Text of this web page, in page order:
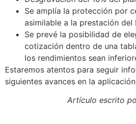
Se amplía la protección por
asimilable a la prestación del
Se prevé la posibilidad de
cotización dentro de una
los rendimientos sean
Estaremos atentos para seguir
siguientes avances en la
Artículo escrito